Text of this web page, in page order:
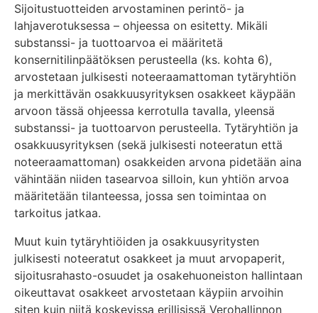
Sijoitustuotteiden arvostaminen perintö- ja
lahjaverotuksessa – ohjeessa on esitetty. Mikäli
substanssi- ja tuottoarvoa ei määritetä
konsernitilinpäätöksen perusteella (ks. kohta 6),
arvostetaan julkisesti noteeraamattoman tytäryhtiön
ja merkittävän osakkuusyrityksen osakkeet käypään
arvoon tässä ohjeessa kerrotulla tavalla, yleensä
substanssi- ja tuottoarvon perusteella. Tytäryhtiön ja
osakkuusyrityksen (sekä julkisesti noteeratun että
noteeraamattoman) osakkeiden arvona pidetään aina
vähintään niiden tasearvoa silloin, kun yhtiön arvoa
määritetään tilanteessa, jossa sen toimintaa on
tarkoitus jatkaa.
Muut kuin tytäryhtiöiden ja osakkuusyritysten
julkisesti noteeratut osakkeet ja muut arvopaperit,
sijoitusrahasto-osuudet ja osakehuoneiston hallintaan
oikeuttavat osakkeet arvostetaan käypiin arvoihin
siten kuin niitä koskevissa erillisissä Verohallinnon